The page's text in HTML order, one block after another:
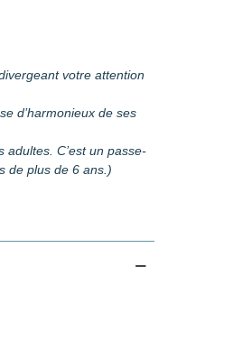
votre attention
d’harmonieux de ses
C’est un passe-
de plus de 6 ans.)